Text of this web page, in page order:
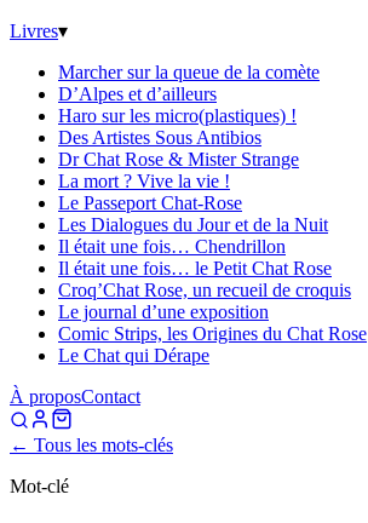
Livres▾
Marcher sur la queue de la comète
D’Alpes et d’ailleurs
Haro sur les micro(plastiques) !
Des Artistes Sous Antibios
Dr Chat Rose & Mister Strange
La mort ? Vive la vie !
Le Passeport Chat-Rose
Les Dialogues du Jour et de la Nuit
Il était une fois… Chendrillon
Il était une fois… le Petit Chat Rose
Croq’Chat Rose, un recueil de croquis
Le journal d’une exposition
Comic Strips, les Origines du Chat Rose
Le Chat qui Dérape
À proposContact
← Tous les mots-clés
Mot-clé